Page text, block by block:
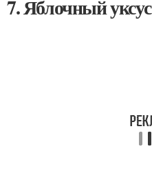
7. Яблочный уксус